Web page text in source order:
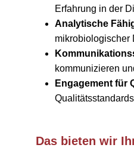
Erfahrung in der
Analytische
mikrobiologischer
kommunizieren
Engagement für
Das bieten wir